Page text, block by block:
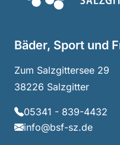
Bäder, Sport und
Zum Salzgittersee 29
38226 Salzgitter
05341 - 839-4432
info@bsf-sz.de